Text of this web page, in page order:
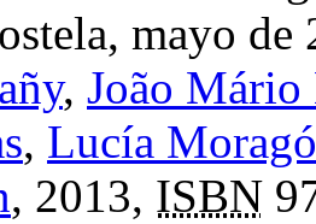
mayo de
, João
, Lucía
, 2013, ISBN